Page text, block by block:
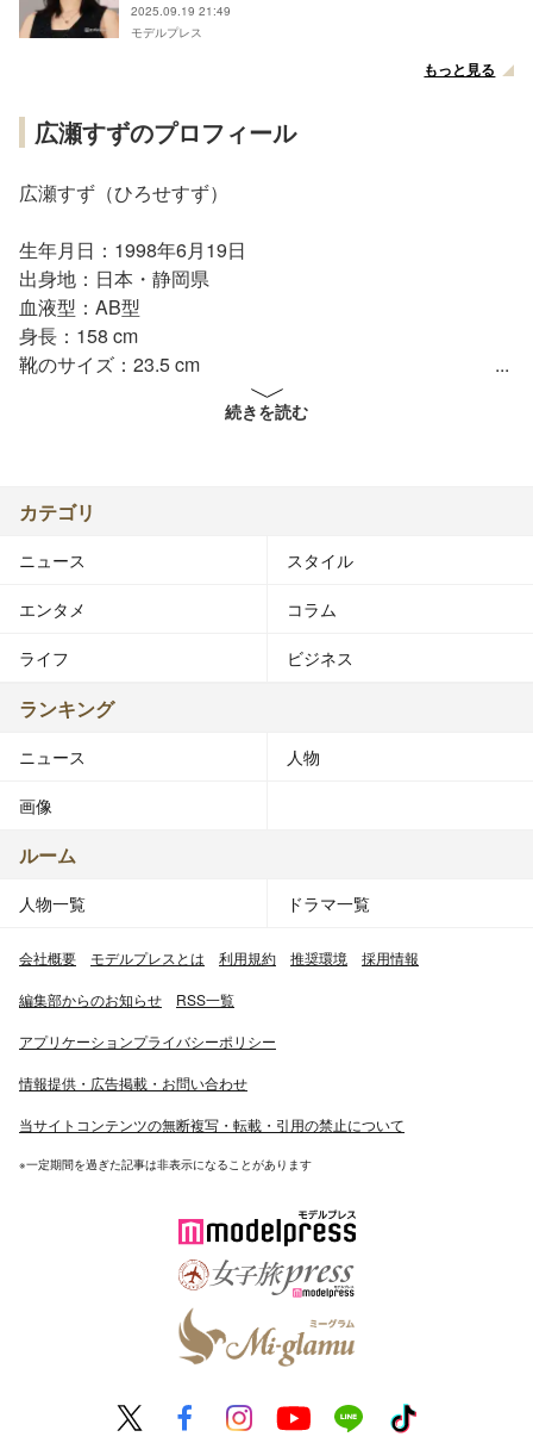
2025.09.19 21:49
モデルプレス
もっと見る
広瀬すずのプロフィール
広瀬すず（ひろせすず）
生年月日：1998年6月19日
出身地：日本・静岡県
血液型：AB型
身長：158 cm
靴のサイズ：23.5 cm
姉・広瀬アリスの所属事務所社長が家族と会った際に声を
ン「ミスセブンティーン2012」に6515人の応募者の中か
姉もセブンティーンの専属モデルとして活動しているた
その後、「天才！志村どうぶつ園」に姉妹で出演したり、
進研ゼミやNTT東日本フレッツ光のCMに起用されるなど
2013年4月放送開始のドラマ『幽かな彼女』（関西テレ
様』への出演も決まっている。
【出演】
幽かな彼女（2013年4月9日 - 6月18日、関西テレビ） - 柚
TAKE FIVE～俺たちは愛を盗めるか～（2013年4月19日 -
6月21日、TBS） - 笹原瑠衣（少女期）役
NHK）
謝罪の王様 （監督：水田伸生） -2013年9月
クローズ EXPLODE（監督：豊田利晃） -2014年公開
NTT東日本フレッツ光 「にねん割」 CMキャラクター
ベネッセコーポレーション進研ゼミ 「合格から逆算 高校
ハルタ製靴 ｢HARUTA｣ イメージキャラクター
MUSEな君と。（2012年11月8日、BS-TBS）
続きを読む
カテゴリ
ニュース スタイル
エンタメ コラム
ライフ ビジネス
ランキング
ニュース 人物
画像
ルーム
人物一覧 ドラマ一覧
会社概要 モデルプレスとは 利用規約 推奨環境 採用情報
編集部からのお知らせ RSS一覧
アプリケーションプライバシーポリシー
情報提供・広告掲載・お問い合わせ
当サイトコンテンツの無断複写・転載・引用の禁止について
※一定期間を過ぎた記事は非表示になることがあります